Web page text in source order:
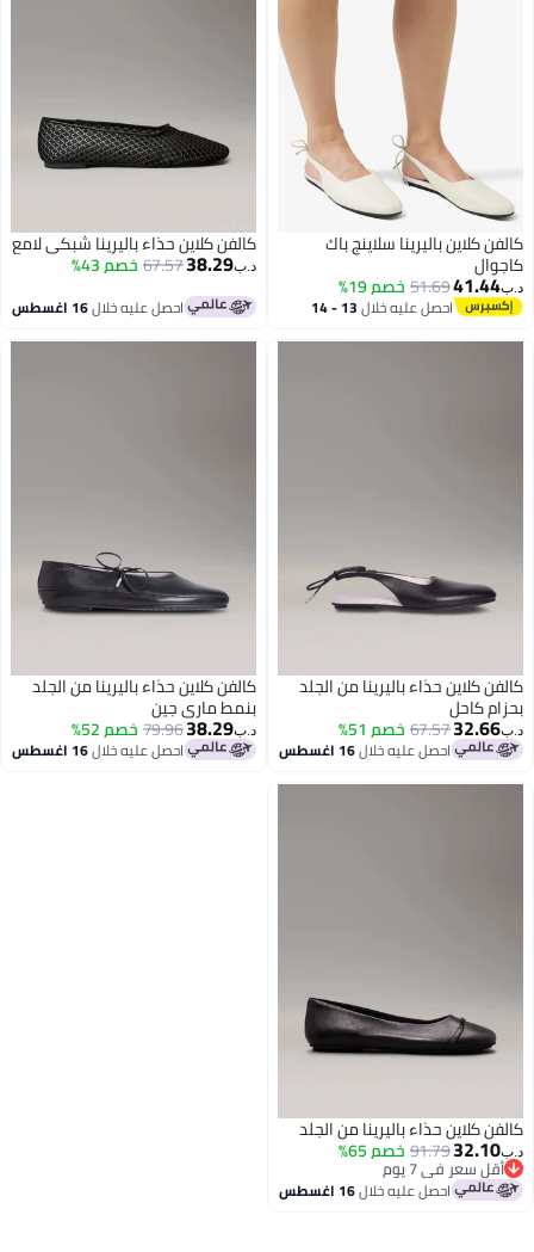
كالفن كلاين باليرينا سلاينج باك
كاجوال
د.ب‏41.44
51.69خصم 19%
احصل عليه خلال 13 - 14
كالفن كلاين حذاء باليرينا شبكي لامع
د.ب‏38.29
67.57خصم 43%
احصل عليه خلال16 اغسطس
كالفن كلاين حذاء باليرينا من الجلد
بحزام كاحل
د.ب‏32.66
67.57خصم 51%
احصل عليه خلال16 اغسطس
كالفن كلاين حذاء باليرينا من الجلد
بنمط ماري جين
د.ب‏38.29
79.96خصم 52%
احصل عليه خلال16 اغسطس
كالفن كلاين حذاء باليرينا من الجلد
د.ب‏32.10
91.79خصم 65%
أقل سعر في 7 يوم
أقل سعر في 7 يوماحصل عليه خلال16 اغسطس